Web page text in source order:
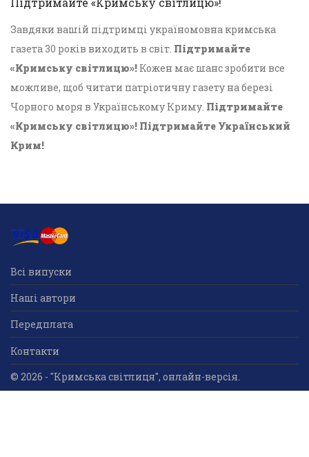
Завдяки вашій підтримці україномовна кримська
газета 30 років виходить в світ. Підтримайте
«Кримську світлицю»! Кожен має шанс зробити все
можливе, щоб читати патріотичну газету на березі
Чорного моря в Українському Криму. Підтримайте
«Кримську світлицю»! Підтримайте Український
Крим!
Всі випуски
Наші автори
Передплата
Контакти
© 2026 - "Кримська світлиця", онлайн-версія.